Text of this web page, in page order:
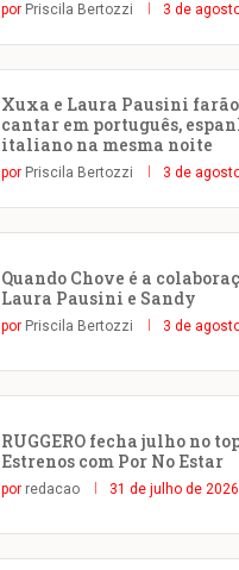
por Priscila Bertozzi 3 de
Xuxa e Laura Pausini farão
cantar em português,
italiano na mesma noite
por Priscila Bertozzi 3 de
Quando Chove é a
Laura Pausini e Sandy
por Priscila Bertozzi 3 de
RUGGERO fecha julho no
Estrenos com Por No Estar
por redacao 31 de julho de 2026